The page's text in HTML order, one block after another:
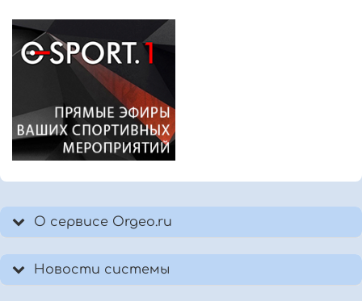
О сервисе Orgeo.ru
Новости системы